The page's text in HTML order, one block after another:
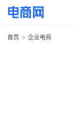
首页 企业电商